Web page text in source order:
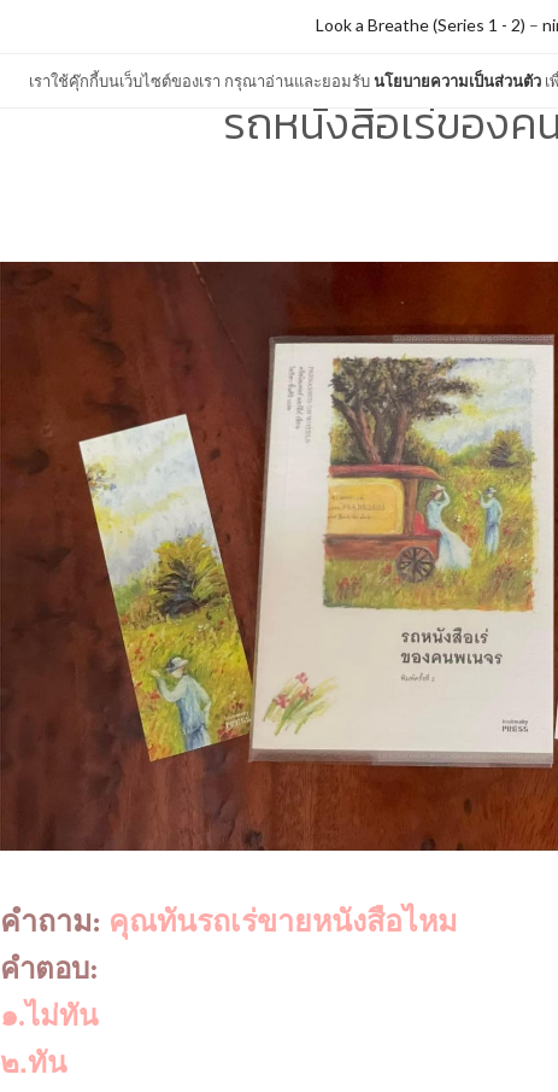
เราใช้คุ๊กกี้บนเว็บไซต์ของเรา กรุณาอ่านและยอมรับนโยบายความเป็นส่วนตัว เ
Look a Breathe (Series 1 - 2) –
รถหนังสือเร่ของค
คำถาม: คุณทันรถเร่ขายหนังสือไหม
คำตอบ:
๑.ไม่ทัน
๒.ทัน